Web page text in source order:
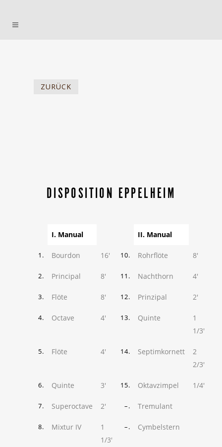
ZURÜCK
DISPOSITION EPPELHEIM
I. Manual II. Manual
1. Bourdon 16' 10. Rohrflöte 8'
2. Principal 8' 11. Nachthorn 4'
3. Flöte 8' 12. Prinzipal 2'
4. Octave 4' 13. Quinte
1
1/3'
5. Flöte 4' 14. Septimkornett
2
2/3'
6. Quinte 3' 15. Oktavzimpel 1/4'
7. Superoctave 2' –. Tremulant
8. Mixtur IV
1
1/3'
–. Cymbelstern